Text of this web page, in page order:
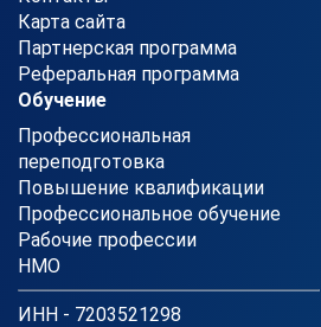
Карта сайта
Партнерская программа
Реферальная программа
Обучение
Профессиональная
переподготовка
Повышение квалификации
Профессиональное обучение
Рабочие профессии
НМО
ИНН - 7203521298